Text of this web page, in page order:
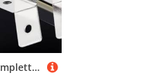
UrbanUp Schiebetür Komplettset Bypass-Beschlagsatz für Doppelschiebetüren, Schiebetürschiene mit Leisen Rollen, Innenschiebetüren für Küche, Kleiderschrank und Garage(Silver,1.6m(5.2ft))